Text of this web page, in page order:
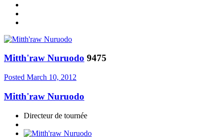
Mitth'raw Nuruodo 9475
Posted March 10, 2012
Mitth'raw Nuruodo
Directeur de tournée